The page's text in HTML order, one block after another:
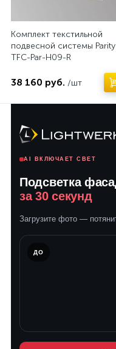
Комплект текстильной
подвесной системы Parity
TFC-Par-H09-R
38 160 руб. /шт
AI ВКЛЮЧАЕТ СВЕТ
Подсветка
за 30 секунд
Загрузите фото —
ДО